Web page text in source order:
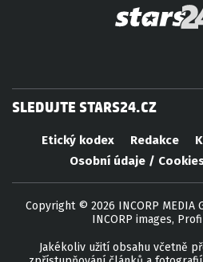
SLEDUJTE STARS24.CZ
Etický kodex Redakce
Osobní údaje /
Copyright © 2026 INCORP MEDIA
INCORP images,
Jakékoliv užití obsahu včetně